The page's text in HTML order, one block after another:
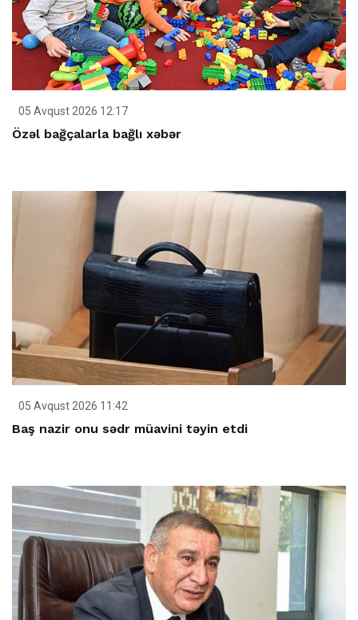
05 Avqust 2026 12:17
Özəl bağçalarla bağlı xəbər
05 Avqust 2026 11:42
Baş nazir onu sədr müavini təyin etdi